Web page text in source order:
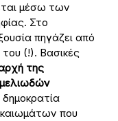
μέσω των
Στο
πηγάζει από
(!). Βασικές
της
που